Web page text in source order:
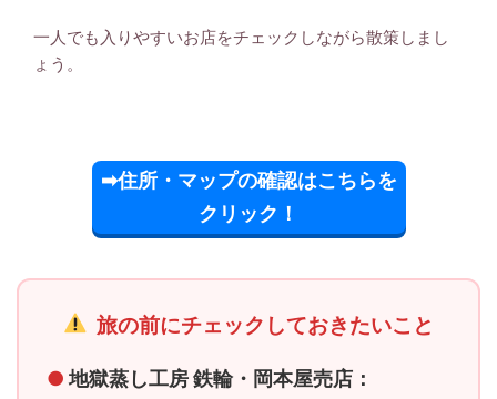
一人でも入りやすいお店をチェックしながら散策しまし
ょう。
➡住所・マップの確認はこちらを
クリック！
旅の前にチェックしておきたいこと
● 地獄蒸し工房 鉄輪・岡本屋売店：